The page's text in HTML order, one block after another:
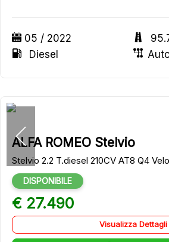
05 / 2022
Diesel
ALFA ROMEO Stelvio
Stelvio 2.2 T.diesel 210CV AT8 Q4
DISPONIBILE
€ 27.490
Visualizza Dettagli